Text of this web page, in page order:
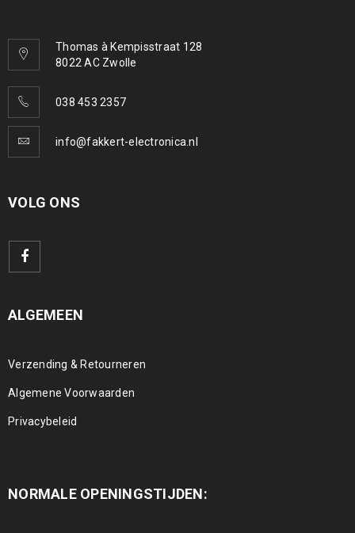
Thomas à Kempisstraat 128
8022 AC Zwolle
038 453 2357
info@fakkert-electronica.nl
VOLG ONS
ALGEMEEN
Verzending & Retourneren
Algemene Voorwaarden
Privacybeleid
NORMALE OPENINGSTIJDEN: